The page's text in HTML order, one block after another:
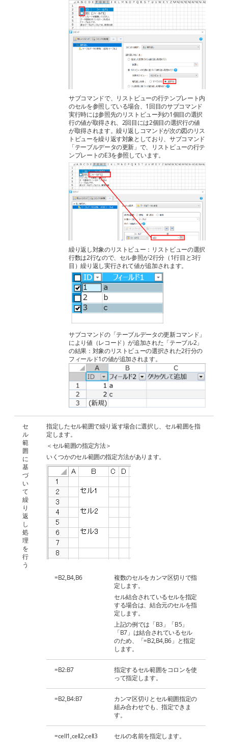
サブコマンドで、リストビューの行テンプレート内
のセルを参照している場合、1回目のサブコマンド
実行時には参照先のリストビュー列の1個目の選択
行の値が取得され、2回目には2個目の選択行の値
が取得されます。繰り返しコマンドが次の図のリス
トビューを繰り返す対象としており、サブコマンド
「テーブルデータの更新」で、リストビューの行テ
ンプレートのE3を参照しています。
繰り返し対象のリストビュー：リストビューの選択
行数は2行なので、セル参照が2行分（1行目と3行
目）繰り返し実行されて値が追加されます。
サブコマンドの「テーブルデータの更新コマンド」
により値（レコード）が追加された「テーブル2」
の結果：対象のリストビューの選択された2行分の
フィールド1の値が追加されます。
セ
ル
範
囲
に
基
づ
い
て
繰
り
返
し
処
理
を
行
う
指定したセル範囲で繰り返す場合に選択し、セル範囲を指
定します。
＜セル範囲の指定方法＞
いくつかのセル範囲の指定方法があります。
=B2,B4,B6
複数のセルをカンマ区切りで指
定します。
セル結合されているセルを指定
する場合は、結合元のセルを指
定します。
上記の例では「B3」「B5」
「B7」は結合されているセル
のため、「=B2,B4,B6」と指定
します。
=B2:B7
指定するセル範囲をコロンを使
って指定します。
=B2,B4:B7
カンマ区切りとセル範囲指定の
組み合わせでも、指定できま
す。
=cell1,cell2,cell3 セルの名前を指定します。